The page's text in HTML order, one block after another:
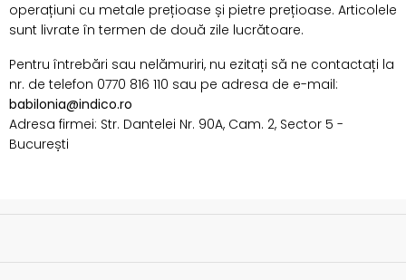
operațiuni cu metale prețioase și pietre prețioase. Articolele
sunt livrate în termen de două zile lucrătoare.
Pentru întrebări sau nelămuriri, nu ezitați să ne contactați la
nr. de telefon 0770 816 110 sau pe adresa de e-mail:
babilonia@indico.ro
Adresa firmei: Str. Dantelei Nr. 90A, Cam. 2, Sector 5 -
București